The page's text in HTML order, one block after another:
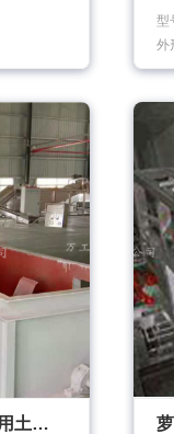
型
外
红薯淀粉机械流水线 商用土豆清洗输送机 薯类清洗机